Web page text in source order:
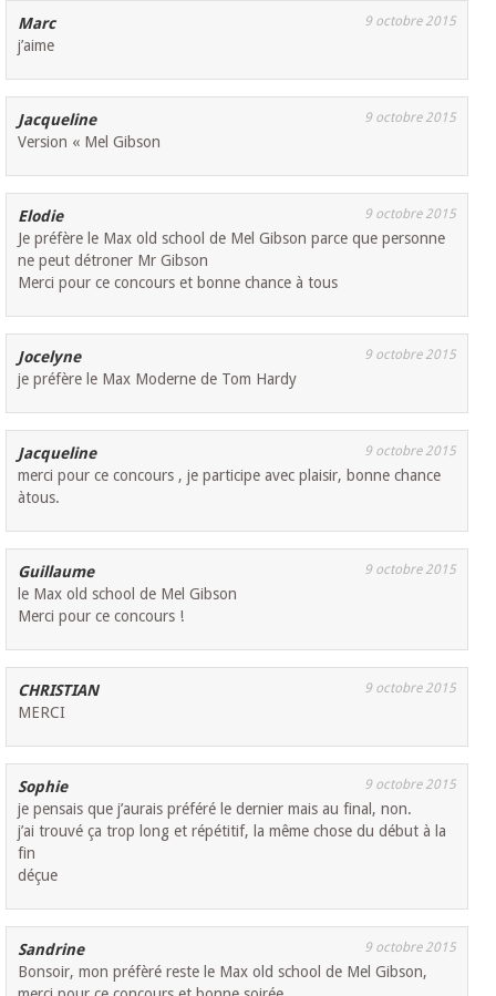
Marc 9 octobre 2015
j’aime
Jacqueline 9 octobre 2015
Version « Mel Gibson
Elodie 9 octobre 2015
Je préfère le Max old school de Mel Gibson parce que personne
ne peut détroner Mr Gibson
Merci pour ce concours et bonne chance à tous
Jocelyne 9 octobre 2015
je préfère le Max Moderne de Tom Hardy
Jacqueline 9 octobre 2015
merci pour ce concours , je participe avec plaisir, bonne chance
àtous.
Guillaume 9 octobre 2015
le Max old school de Mel Gibson
Merci pour ce concours !
CHRISTIAN 9 octobre 2015
MERCI
Sophie 9 octobre 2015
je pensais que j’aurais préféré le dernier mais au final, non.
j’ai trouvé ça trop long et répétitif, la même chose du début à la
fin
déçue
Sandrine 9 octobre 2015
Bonsoir, mon préfèré reste le Max old school de Mel Gibson,